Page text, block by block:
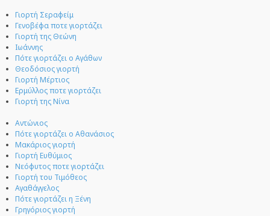
Γιορτή Σεραφείμ
Γενοβέφα ποτε γιορτάζει
Γιορτή της Θεώνη
Ιωάννης
Πότε γιορτάζει ο Αγάθων
Θεοδόσιος γιορτή
Γιορτή Μέρτιος
Ερμύλλος ποτε γιορτάζει
Γιορτή της Νίνα
Αντώνιος
Πότε γιορτάζει ο Αθανάσιος
Μακάριος γιορτή
Γιορτή Ευθύμιος
Νεόφυτος ποτε γιορτάζει
Γιορτή του Τιμόθεος
Αγαθάγγελος
Πότε γιορτάζει η Ξένη
Γρηγόριος γιορτή